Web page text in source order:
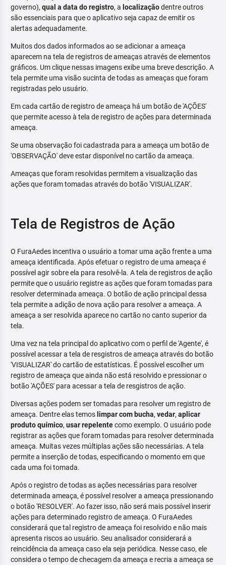
governo), qual a data do registro, a localizaçãodentre outros
são essenciais para que o aplicativo seja capaz de emitir os
alertas adequadamente.
Muitos dos dados informados ao se adicionar a ameaça
aparecem na tela de registros de ameaças através de elementos
gráficos. Um clique nessas imagens exibe uma breve descrição. A
tela permite uma visão sucinta de todas as ameaças que foram
registradas pelo usuário.
Em cada cartão de registro de ameaça há um botão de 'AÇÕES'
que permite acesso à tela de registro de ações para determinada
ameaça.
Se uma observação foi cadastrada para a ameaça um botão de
'OBSERVAÇÃO' deve estar disponível no cartão da ameaça.
Ameaças que foram resolvidas permitem a visualização das
ações que foram tomadas através do botão 'VISUALIZAR'.
Tela de Registros de Ação
O FuraAedes incentiva o usuário a tomar uma ação frente a uma
ameaça identificada. Após efetuar o registro de uma ameaça é
possível agir sobre ela para resolvê-la. A tela de registros de ação
permite que o usuário registre as ações que foram tomadas para
resolver determinada ameaça. O botão de ação principal dessa
tela permite a adição de nova ação para resolver a ameaça. A
ameaça a ser resolvida aparece no cartão no canto superior da
tela.
Uma vez na tela principal do aplicativo com o perfil de 'Agente', é
possível acessar a tela de resgistros de ameaça através do botão
'VISUALIZAR' do cartão de estatísticas. É possível escolher um
registro de ameaça que ainda não está resolvido e pressionar o
botão 'AÇÕES' para acessar a tela de resgistros de ação.
Diversas ações podem ser tomadas para resolver um registro de
ameaça. Dentre elas temos limpar com bucha, vedar, aplicar
produto químico, usar repelentecomo exemplo. O usuário pode
registrar as ações que foram tomadas para resolver determinada
ameaça. Muitas vezes múltiplas ações são necessárias. A tela
permite a inserção de todas, especificando o momento em que
cada uma foi tomada.
Após o registro de todas as ações necessárias para resolver
determinada ameaça, é possível resolver a ameaça pressionando
o botão 'RESOLVER'. Ao fazer isso, não será mais possível inserir
ações para determinado registro de ameaça. O FuraAedes
considerará que tal registro de ameaça foi resolvido e não mais
apresenta riscos ao usuário. Seu analisador considerará a
reincidência da ameaça caso ela seja periódica. Nesse caso, ele
considera o tempo de checagem da ameaça e recria a ameaça se